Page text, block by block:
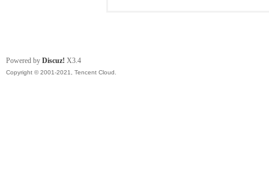
Powered by Discuz! X3.4
Copyright © 2001-2021, Tencent Cloud.